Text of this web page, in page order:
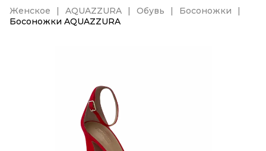
Женское AQUAZZURA Обувь
Босоножки
Босоножки AQUAZZURA